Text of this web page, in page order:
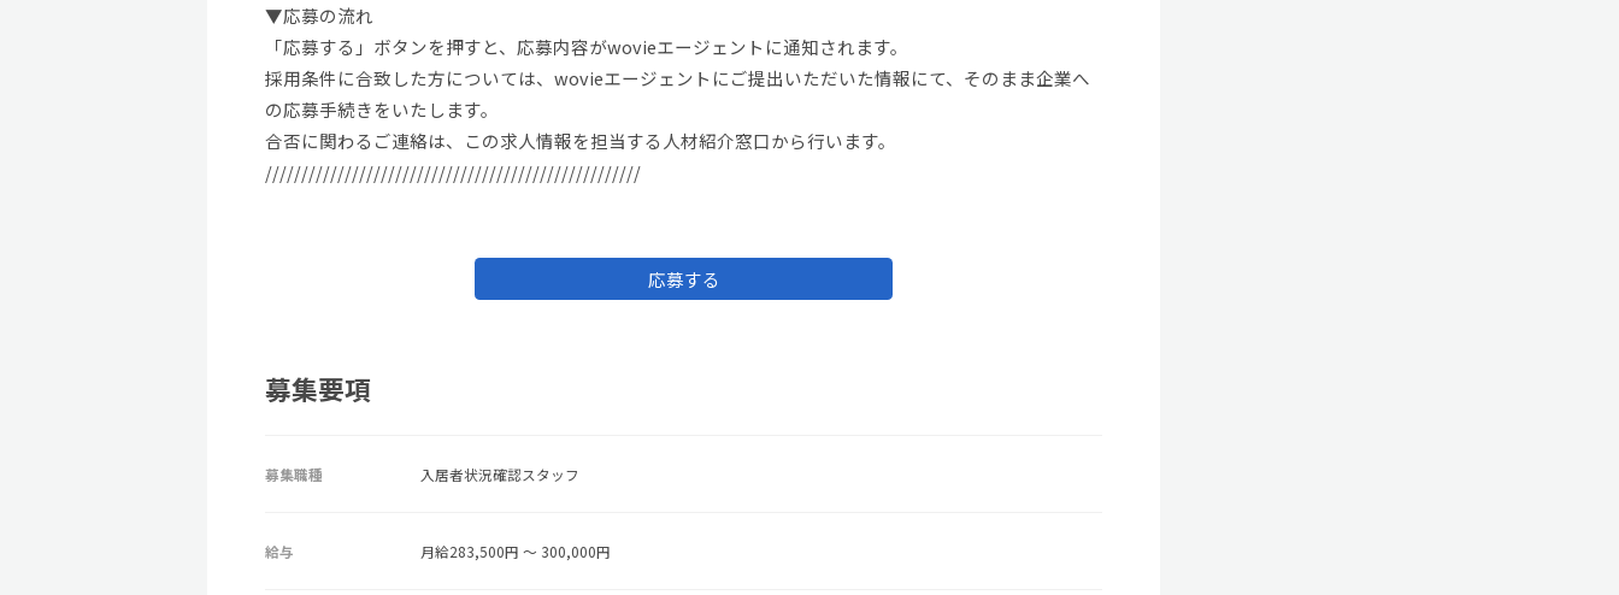
▼応募の流れ
「応募する」ボタンを押すと、応募内容がwovieエージェントに通知されます。
採用条件に合致した方については、wovieエージェントにご提出いただいた情報にて、そのまま企業へ
の応募手続きをいたします。
合否に関わるご連絡は、この求人情報を担当する人材紹介窓口から行います。
////////////////////////////////////////////////////
応募する
募集要項
募集職種 入居者状況確認スタッフ
給与 月給283,500円 ～ 300,000円